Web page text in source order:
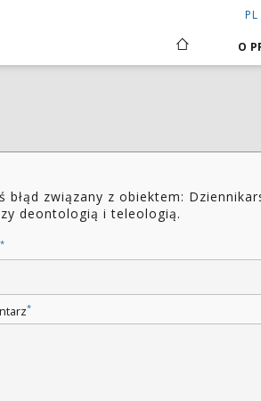
PL
O
błąd związany z obiektem:
deontologią i teleologią.
*
*